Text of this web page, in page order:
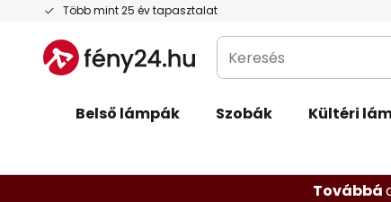
Több mint 25 év tapasztalat
Ugrás
tartalomhoz
Keresés
Belső lámpák Szobák Kültéri
Továbbá